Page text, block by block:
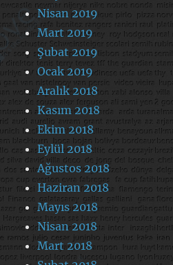
Nisan 2019
Mart 2019
Şubat 2019
Ocak 2019
Aralık 2018
Kasım 2018
Ekim 2018
Eylül 2018
Ağustos 2018
Haziran 2018
Mayıs 2018
Nisan 2018
Mart 2018